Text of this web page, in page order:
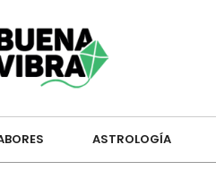
ASTROLOGÍA